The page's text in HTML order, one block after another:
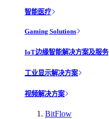
智能医疗
Gaming Solutions
IoT边缘智能解决方案及服务
工业显示解决方案
视频解决方案
BitFlow